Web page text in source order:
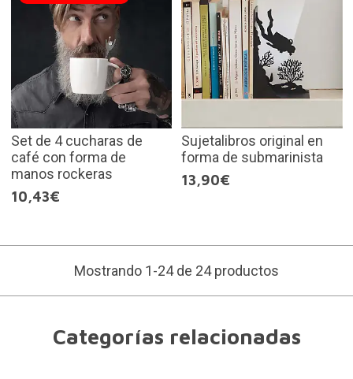
Set de 4 cucharas de
café con forma de
manos rockeras
10,43€
Sujetalibros original en
forma de submarinista
13,90€
Mostrando 1-24 de 24 productos
Categorías relacionadas